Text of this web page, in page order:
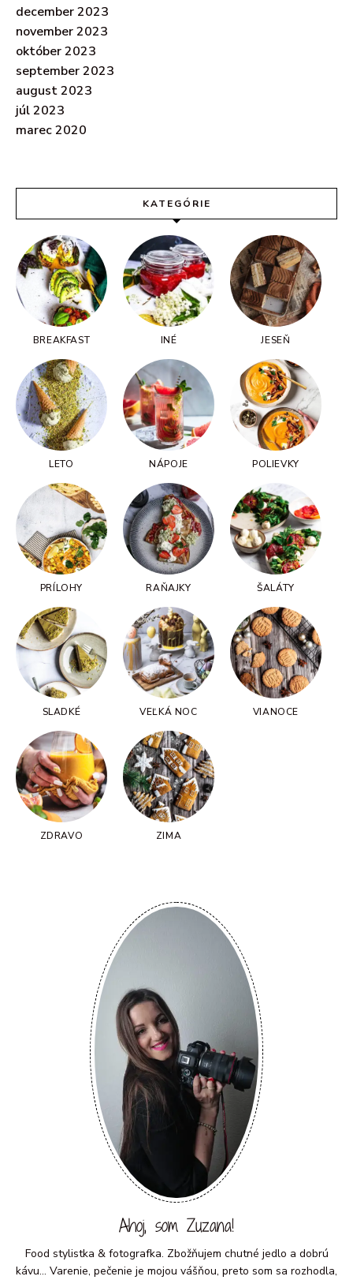
december 2023
november 2023
október 2023
september 2023
august 2023
júl 2023
marec 2020
KATEGÓRIE
BREAKFAST INÉ JESEŇ
LETO NÁPOJE POLIEVKY
PRÍLOHY RAŇAJKY ŠALÁTY
SLADKÉ VEĽKÁ NOC VIANOCE
ZDRAVO ZIMA
Ahoj, som Zuzana!
Food stylistka & fotografka. Zbožňujem chutné jedlo a dobrú
kávu... Varenie, pečenie je mojou vášňou, preto som sa rozhodla,